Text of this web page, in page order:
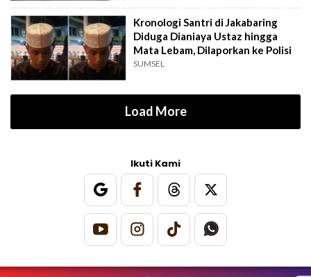
Kronologi Santri di Jakabaring
Diduga Dianiaya Ustaz hingga
Mata Lebam, Dilaporkan ke Polisi
SUMSEL
Load More
Ikuti Kami